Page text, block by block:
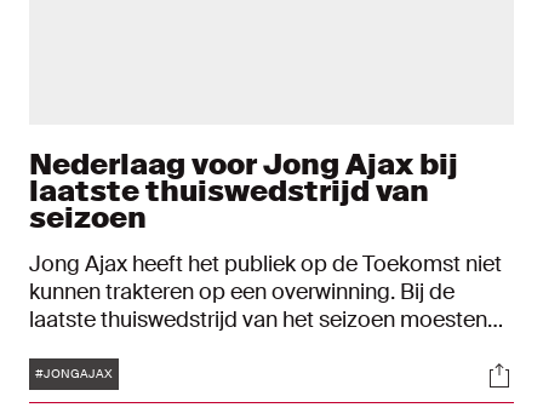
Nederlaag voor Jong Ajax bij
laatste thuiswedstrijd van
seizoen
Jong Ajax heeft het publiek op de Toekomst niet
kunnen trakteren op een overwinning. Bij de
laatste thuiswedstrijd van het seizoen moesten
aan Jong AZ: 1-2. Daarmee was ook direct de
laatste kans op het winnen van de vierde periode
Tags
#JONGAJAX